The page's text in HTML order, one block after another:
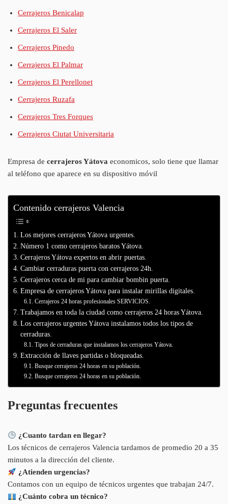
Cerrajeros Benicalap
Cerrajeros El Saler
Cerrajeros Pinedo
Cerrajeros El Palmar
Cerrajeros El Perellonet
Cerrajeros Ruzafa
Cerrajeros Tres Forques
Cerrajeros Ciutat Universitaria
Empresa de cerrajeros Yátova economicos, solo tiene que llamar
al teléfono que aparece en su dispositivo móvil
Contenido cerrajeros Valencia
Los mejores cerrajeros Yátova urgentes.
Número 1 como cerrajeros baratos Yátova.
Cerrajeros Yátova expertos en abrir puertas.
Cambiar cerraduras puerta con cerrajeros 24h.
Cerrajeros cerca de mi para cambiar bombin puerta.
Empresa de cerrajeros Yátova para instalar mirillas digitales.
Cerrajeros 24 horas profesionales SERVICIOS.
Trabajamos en toda la ciudad como cerrajeros 24 horas Yátova.
Los cerrajeros urgentes Yátova instalamos todos los tipos de
cerraduras.
Tipos de cerraduras que instalamos los cerrajeros Yátova.
Extracción de llaves partidas o bloqueadas.
Busque cerrajeros 24 horas en su población.
Busque cerrajeros 24 horas en su población.
Preguntas frecuentes
¿Cuanto tardan en llegar?
Los técnicos de cerrajeros Valencia tardamos de promedio 20 a 35
minutos a la dirección del cliente.
¿Atienden urgencias?
Contamos con un equipo de técnicos urgentes que trabajan 24/7.
¿Cuánto cobra un técnico?